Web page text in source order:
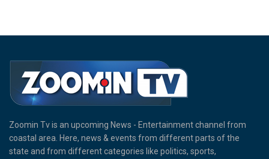
Zoomin Tv is an upcoming News - Entertainment channel from
coastal area. Here, news & events from different parts of the
state and from different categories like politics, sports,